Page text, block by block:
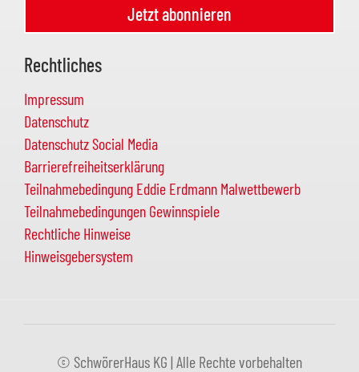
Jetzt abonnieren
Rechtliches
Impressum
Datenschutz
Datenschutz Social Media
Barrierefreiheitserklärung
Teilnahmebedingung Eddie Erdmann Malwettbewerb
Teilnahmebedingungen Gewinnspiele
Rechtliche Hinweise
Hinweisgebersystem
© SchwörerHaus KG | Alle Rechte vorbehalten